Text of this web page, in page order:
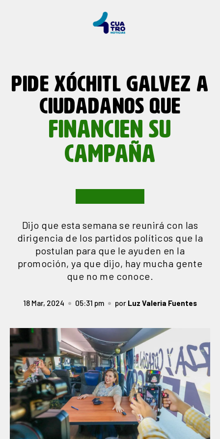
PIDE XÓCHITL GALVEZ A
CIUDADANOS QUE
FINANCIEN SU
CAMPAÑA
Dijo que esta semana se reunirá con las
dirigencia de los partidos políticos que la
postulan para que le ayuden en la
promoción, ya que dijo, hay mucha gente
que no me conoce.
18 Mar, 2024 05:31 pm por Luz Valeria Fuentes